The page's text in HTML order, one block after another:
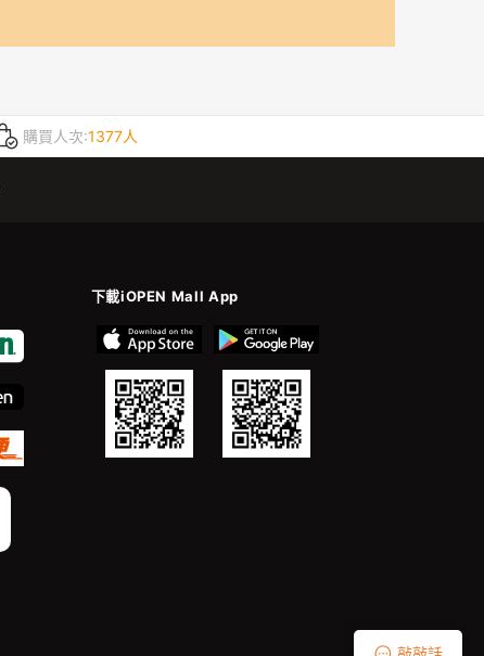
購買人次:1377人
下載iOPEN Mall App